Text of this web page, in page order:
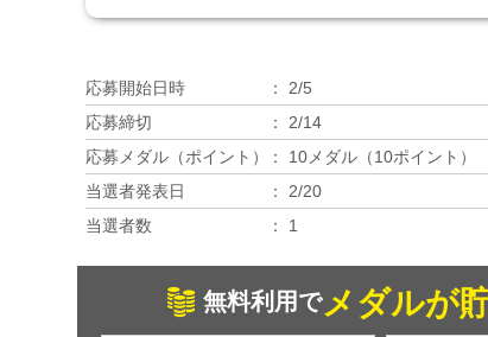
応募開始日時
2/5
応募締切
2/14
応募メダル（ポイント）
10メダル（10ポイント）
当選者発表日
2/20
当選者数
1
無料利用でメダルが